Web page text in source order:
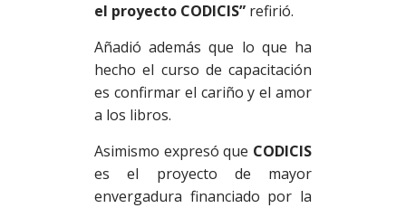
el proyecto CODICIS” refirió.
Añadió además que lo que ha
hecho el curso de capacitación
es confirmar el cariño y el amor
a los libros.
Asimismo expresó que CODICIS
es el proyecto de mayor
envergadura financiado por la